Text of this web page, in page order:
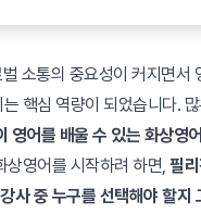
소통의 중요성이 커지면서
는 핵심 역량이 되었습니다.
영어를 배울 수 있는 화상영
상영어를 시작하려 하면,필
사 중 누구를 선택해야 할지